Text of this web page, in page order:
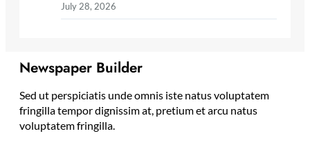
July 28, 2026
Newspaper Builder
Sed ut perspiciatis unde omnis iste natus voluptatem
fringilla tempor dignissim at, pretium et arcu natus
voluptatem fringilla.